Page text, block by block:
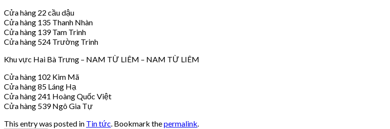
Cửa hàng 22 cầu dậu
Cửa hàng 135 Thanh Nhàn
Cửa hàng 139 Tam Trinh
Cửa hàng 524 Trường Trinh
Khu vực Hai Bà Trưng – NAM TỪ LIÊM – NAM TỪ LIÊM
Cửa hàng 102 Kim Mã
Cửa hàng 85 Láng Hạ
Cửa hàng 241 Hoàng Quốc Việt
Cửa hàng 539 Ngô Gia Tự
This entry was posted in Tin tức . Bookmark thepermalink